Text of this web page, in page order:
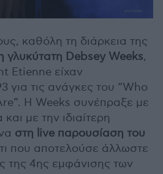
καθόλη τη διάρκεια της
γλυκύτατη Debsey Weeks,
Etienne είχαν
για τις ανάγκες του “Who
Η Weeks συνέπραξε με
με την ιδιαίτερη
στη live παρουσίαση του
που αποτελούσε άλλωστε
της 4ης εμφάνισης των